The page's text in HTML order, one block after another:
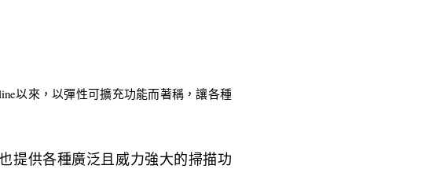
以來，以彈性可擴充功能而著稱，讓各種
提供各種廣泛且威力強大的掃描功